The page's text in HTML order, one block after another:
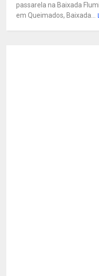
passarela na Baixada
em Queimados, Baixada...